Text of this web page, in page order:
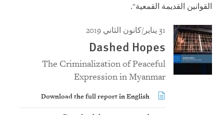
القوانين القديمة القمعية".
31 يناير/كانون الثاني 2019
Dashed Hopes
The Criminalization of Peaceful
Expression in Myanmar
Download the full report in English